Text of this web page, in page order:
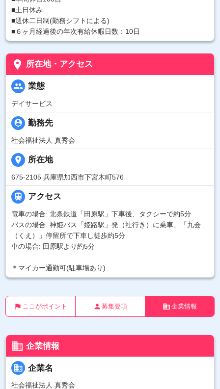
■土日休み
■週休二日制(勤務シフトによる)
■６ヶ月経過後の年次有給休暇日数：10日
place 所在地・アクセス
people 業態
デイサービス
person_pin 勤務先
社会福祉法人 真秀会
place 所在地
675-2105 兵庫県加西市下宮木町576
 アクセス
電車の場合: 北条鉄道「田原駅」下車後、タクシーで約5分
バスの場合: 神姫バス「姫路駅」発（社行き）に乗車、「九会
（くえ）」停留所で下車し徒歩約5分
車の場合: 田原駅より約5分
＊マイカー通勤可(駐車場あり)
flag ここがポイント person 募集要項 business 企業情報
business 企業情報
business 企業名
社会福祉法人 真秀会